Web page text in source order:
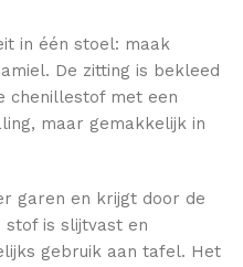
in één stoel: maak
De zitting is bekleed
chenillestof met een
maar gemakkelijk in
garen en krijgt door de
stof is slijtvast en
gebruik aan tafel. Het